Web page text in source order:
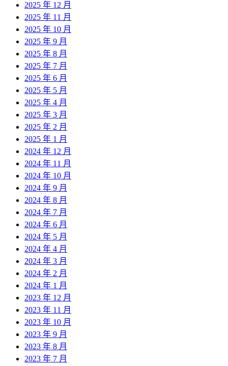
2025 年 12 月
2025 年 11 月
2025 年 10 月
2025 年 9 月
2025 年 8 月
2025 年 7 月
2025 年 6 月
2025 年 5 月
2025 年 4 月
2025 年 3 月
2025 年 2 月
2025 年 1 月
2024 年 12 月
2024 年 11 月
2024 年 10 月
2024 年 9 月
2024 年 8 月
2024 年 7 月
2024 年 6 月
2024 年 5 月
2024 年 4 月
2024 年 3 月
2024 年 2 月
2024 年 1 月
2023 年 12 月
2023 年 11 月
2023 年 10 月
2023 年 9 月
2023 年 8 月
2023 年 7 月